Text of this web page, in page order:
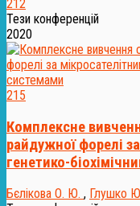
212
Тези конференцій
2020
215
Комплексне
райдужної форелі
генетико-
Бєлікова О. Ю. , Глушко